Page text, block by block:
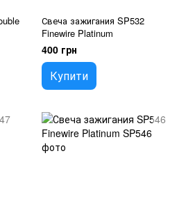
Свеча зажигания SP532
Finewire Platinum
400 грн
Купити